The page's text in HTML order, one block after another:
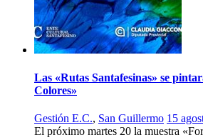
Las «Rutas Santafesinas» se
Colores»
Gestión E.C., San Guillermo 15
El próximo martes 20 la muestra